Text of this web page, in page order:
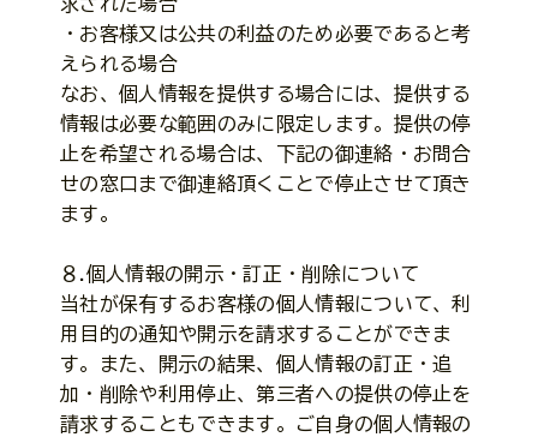
・お客様又は公共の利益のため必要であると考
えられる場合
なお、個人情報を提供する場合には、提供する
情報は必要な範囲のみに限定します。提供の停
止を希望される場合は、下記の御連絡・お問合
せの窓口まで御連絡頂くことで停止させて頂き
ます。
８.個人情報の開示・訂正・削除について
当社が保有するお客様の個人情報について、利
用目的の通知や開示を請求することができま
す。また、開示の結果、個人情報の訂正・追
加・削除や利用停止、第三者への提供の停止を
請求することもできます。ご自身の個人情報の